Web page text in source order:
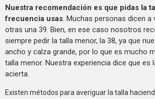
Nuestra recomendación es que pidas la
frecuencia usas. Muchas personas dicen a
otras una 39. Bien, en ese caso nosotros
siempre pedir la talla menor, la 38, ya que
ancho y calza grande, por lo que es mucho
talla menor. Nuestra experiencia dice que es
acierta.
Existen métodos para averiguar la talla